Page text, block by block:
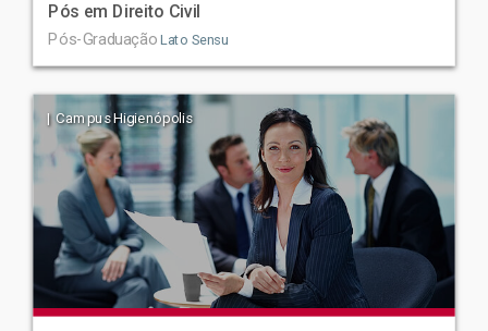
Pós em Direito Civil
Pós-Graduação Lato Sensu
| Campus Higienópolis